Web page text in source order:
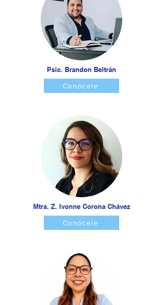
Psic. Brandon Beltrán
Conócele
Mtra. Z. Ivonne Corona Chávez
Conócele